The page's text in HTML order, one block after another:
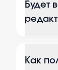
Будет
Как